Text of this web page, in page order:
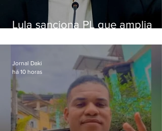
Lula sanciona PL que amplia
crianças
Jornal Daki
há 10 horas